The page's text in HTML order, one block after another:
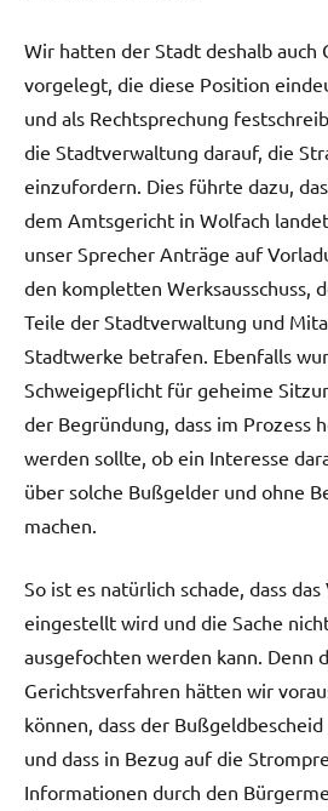
Wir hatten der Stadt deshalb auch
vorgelegt, die diese Position
und als Rechtsprechung
die Stadtverwaltung darauf, die
einzufordern. Dies führte dazu,
dem Amtsgericht in Wolfach
unser Sprecher Anträge auf
den kompletten Werksausschuss,
Teile der Stadtverwaltung und
Stadtwerke betrafen. Ebenfalls
Schweigepflicht für geheime
der Begründung, dass im Prozess
werden sollte, ob ein Interesse
über solche Bußgelder und ohne
machen.
So ist es natürlich schade, dass
eingestellt wird und die Sache
ausgefochten werden kann. Denn
Gerichtsverfahren hätten wir
können, dass der
und dass in Bezug auf die
Informationen durch den